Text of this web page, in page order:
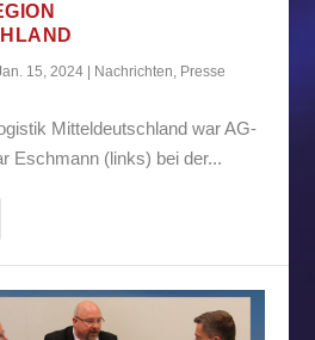
15, 2024 Nachrichten, Presse
Mitteldeutschland war AG-
Eschmann (links) bei der...